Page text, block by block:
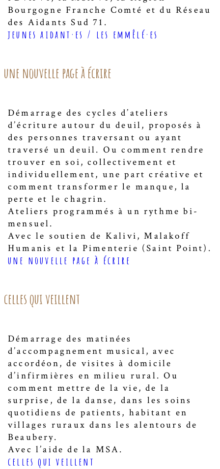
Bourgogne Franche Comté et du Réseau
des Aidants Sud 71.
jeunes aidant·es / les emmêlé·es
une nouvelle page à écrire
Démarrage des cycles d’ateliers
d’écriture autour du deuil, proposés à
des personnes traversant ou ayant
traversé un deuil. Ou comment rendre
trouver en soi, collectivement et
individuellement, une part créative et
comment transformer le manque, la
perte et le chagrin.
Ateliers programmés à un rythme bi-
mensuel.
Avec le soutien de Kalivi, Malakoff
Humanis et la Pimenterie (Saint Point).
une nouvelle page à écrire
celles qui veillent
Démarrage des matinées
d’accompagnement musical, avec
accordéon, de visites à domicile
d’infirmières en milieu rural. Ou
comment mettre de la vie, de la
surprise, de la danse, dans les soins
quotidiens de patients, habitant en
villages ruraux dans les alentours de
Beaubery.
Avec l’aide de la MSA.
celles qui veillent